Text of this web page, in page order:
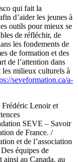
qui fait la
d’aider les jeunes à
outils pour mieux se
de réfléchir, de
les fondements de
de formation et des
de l’attention dans
les milieux culturels à
seveformation.ca/a-
Lenoir et
SEVE – Savoir
de France. /
et de l’association
équipes de
ainsi au Canada, au